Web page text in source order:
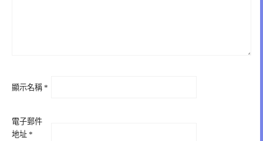
顯示名稱 *
電子郵件
地址 *